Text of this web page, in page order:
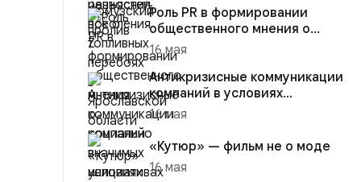
Роль PR в формировании
общественного мнения о
социально значимых
инициативах...
16 мая
Антикризисные коммуникации
компаний в условиях
информационной перегрузки
и м...
16 мая
«Кутюр» — фильм не о моде
16 мая